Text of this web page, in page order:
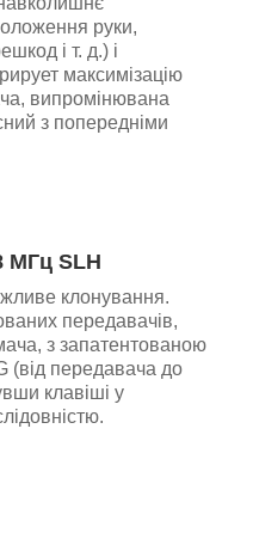
руки,
і т. д.) і
максимізацію
випромінювана
з попередніми
МГц SLH
клонування.
передавачів,
з запатентованою
(від передавача до
клавіші у